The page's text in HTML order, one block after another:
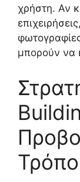
χρήστη. Αν
μπορούν να
Τρόπο